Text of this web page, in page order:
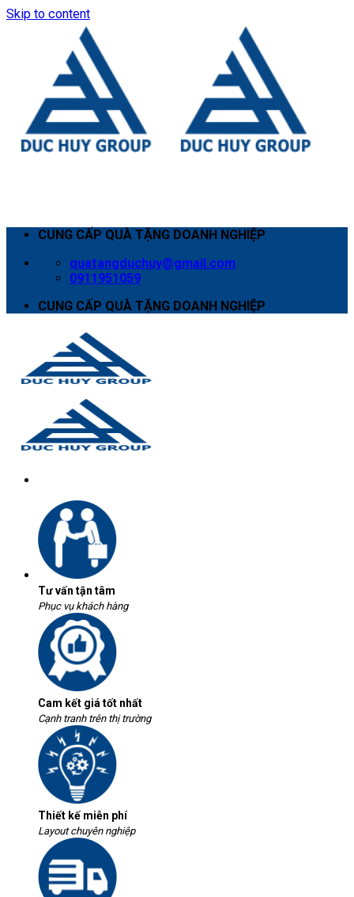
Skip to content
CUNG CẤP QUÀ TẶNG DOANH NGHIỆP
quatangduchuy@gmail.com
0911951059
CUNG CẤP QUÀ TẶNG DOANH NGHIỆP
Tư vấn tận tâm
Phục vụ khách hàng
Cam kết giá tốt nhất
Cạnh tranh trên thị trường
Thiết kế miễn phí
Layout chuyên nghiệp